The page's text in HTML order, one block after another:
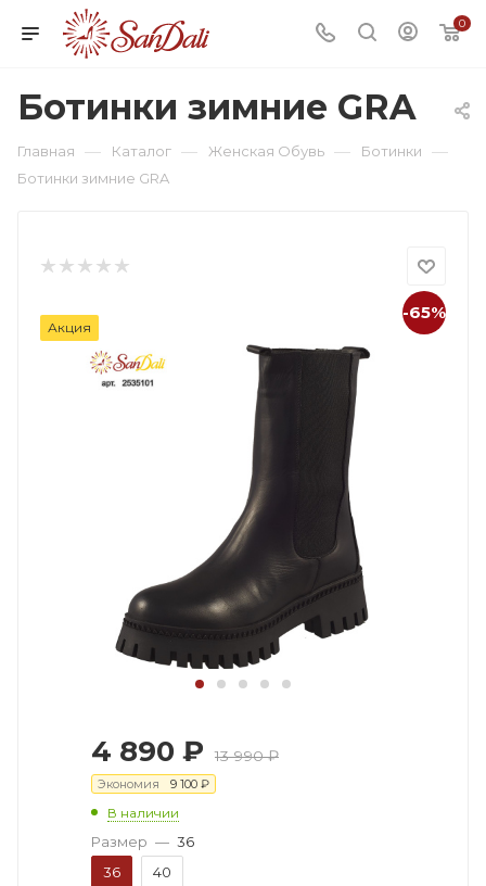
0
Ботинки зимние GRA
Главная — Каталог — Женская Обувь — Ботинки —
Ботинки зимние GRA
-65%
Акция
4 890 ₽ 13 990₽
Экономия 9 100 ₽
В наличии
Размер — 36
36
40